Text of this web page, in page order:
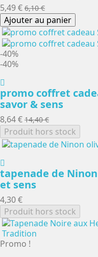
5,49 € 6,10 €
Ajouter au panier
-40%
-40%
promo coffret
savor & sens
8,64 € 14,40 €
Produit hors stock
tapenade de
et sens
4,30 €
Produit hors stock
Promo !